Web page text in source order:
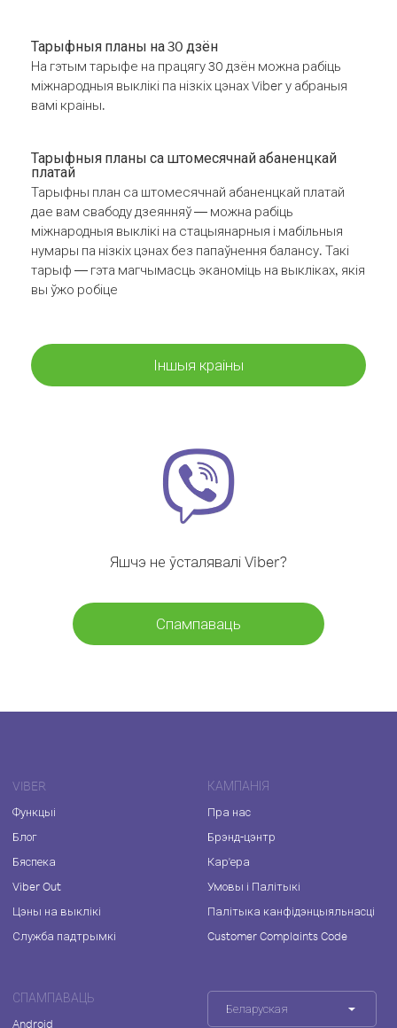
Тарыфныя планы на 30 дзён
На гэтым тарыфе на працягу 30 дзён можна рабіць
міжнародныя выклікі па нізкіх цэнах Viber у абраныя
вамі краіны.
Тарыфныя планы са штомесячнай абаненцкай
платай
Тарыфны план са штомесячнай абаненцкай платай
дае вам свабоду дзеянняў — можна рабіць
міжнародныя выклікі на стацыянарныя і мабільныя
нумары па нізкіх цэнах без папаўнення балансу. Такі
тарыф — гэта магчымасць эканоміць на выкліках, якія
вы ўжо робіце
Іншыя краіны
Яшчэ не ўсталявалі Viber?
Спампаваць
VIBER
Функцыі
Блог
Бяспека
Viber Out
Цэны на выклікі
Служба падтрымкі
КАМПАНІЯ
Пра нас
Брэнд-цэнтр
Кар'ера
Умовы і Палітыкі
Палітыка канфідэнцыяльнасці
Customer Complaints Code
СПАМПАВАЦЬ
Android
Беларуская